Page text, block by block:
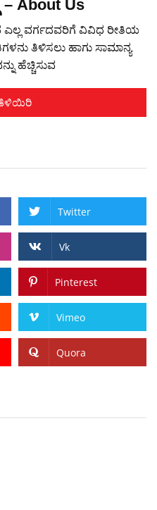
– About Us
ವರ್ಗದವರಿಗೆ ವಿವಿಧ ರೀತಿಯ
ತಿಳಿಸಲು ಹಾಗು ಸಾಮಾನ್ಯ
ಹೆಚ್ಚಿಸುವ
Twitter
Vk
Pinterest
Vimeo
Quora